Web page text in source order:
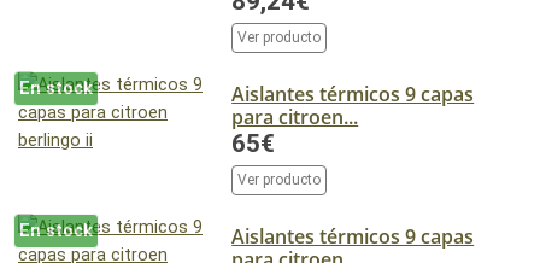
Ver producto
En stock
Aislantes térmicos 9 capas
para citroen...
65€
Ver producto
En stock
Aislantes térmicos 9 capas